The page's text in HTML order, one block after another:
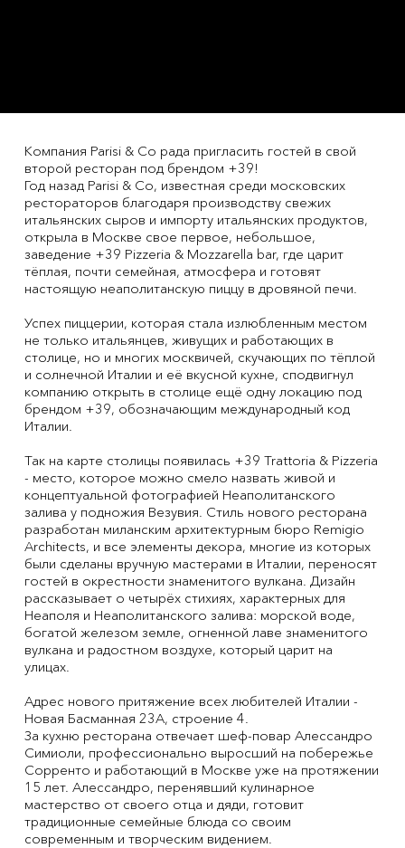
Компания Parisi & Co рада пригласить гостей в свой
второй ресторан под брендом +39!
Год назад Parisi & Co, известная среди московских
рестораторов благодаря производству свежих
итальянских сыров и импорту итальянских продуктов,
открыла в Москве свое первое, небольшое,
заведение +39 Pizzeria & Mozzarella bar, где царит
тёплая, почти семейная, атмосфера и готовят
настоящую неаполитанскую пиццу в дровяной печи.
Успех пиццерии, которая стала излюбленным местом
не только итальянцев, живущих и работающих в
столице, но и многих москвичей, скучающих по тёплой
и солнечной Италии и её вкусной кухне, сподвигнул
компанию открыть в столице ещё одну локацию под
брендом +39, обозначающим международный код
Италии.
Так на карте столицы появилась +39 Trattoria & Pizzeria
- место, которое можно смело назвать живой и
концептуальной фотографией Неаполитанского
залива у подножия Везувия. Стиль нового ресторана
разработан миланским архитектурным бюро Remigio
Architects, и все элементы декора, многие из которых
были сделаны вручную мастерами в Италии, переносят
гостей в окрестности знаменитого вулкана. Дизайн
рассказывает о четырёх стихиях, характерных для
Неаполя и Неаполитанского залива: морской воде,
богатой железом земле, огненной лаве знаменитого
вулкана и радостном воздухе, который царит на
улицах.
Адрес нового притяжение всех любителей Италии -
Новая Басманная 23А, строение 4.
За кухню ресторана отвечает шеф-повар Алессандро
Симиоли, профессионально выросший на побережье
Сорренто и работающий в Москве уже на протяжении
15 лет. Алессандро, перенявший кулинарное
мастерство от своего отца и дяди, готовит
традиционные семейные блюда со своим
современным и творческим видением.